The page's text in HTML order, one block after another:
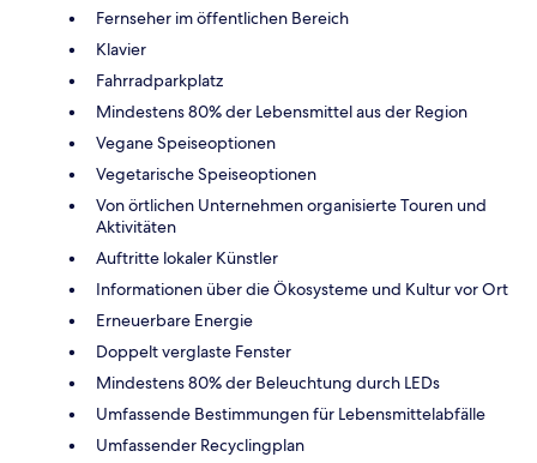
Fernseher im öffentlichen Bereich
Klavier
Fahrradparkplatz
Mindestens 80% der Lebensmittel aus der Region
Vegane Speiseoptionen
Vegetarische Speiseoptionen
Von örtlichen Unternehmen organisierte Touren und
Aktivitäten
Auftritte lokaler Künstler
Informationen über die Ökosysteme und Kultur vor Ort
Erneuerbare Energie
Doppelt verglaste Fenster
Mindestens 80% der Beleuchtung durch LEDs
Umfassende Bestimmungen für Lebensmittelabfälle
Umfassender Recyclingplan